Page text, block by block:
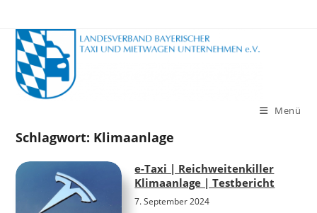
Inhalt
springen
Menü
Schlagwort: Klimaanlage
e-Taxi | Reichweitenkiller
Klimaanlage | Testbericht
7. September 2024